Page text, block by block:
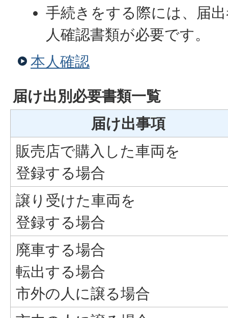
手続きをする際には、届
人確認書類が必要です。
本人確認
届け出別必要書類一覧
届け出事項
販売店で購入した車両を
登録する場合
譲り受けた車両を
登録する場合
廃車する場合
転出する場合
市外の人に譲る場合